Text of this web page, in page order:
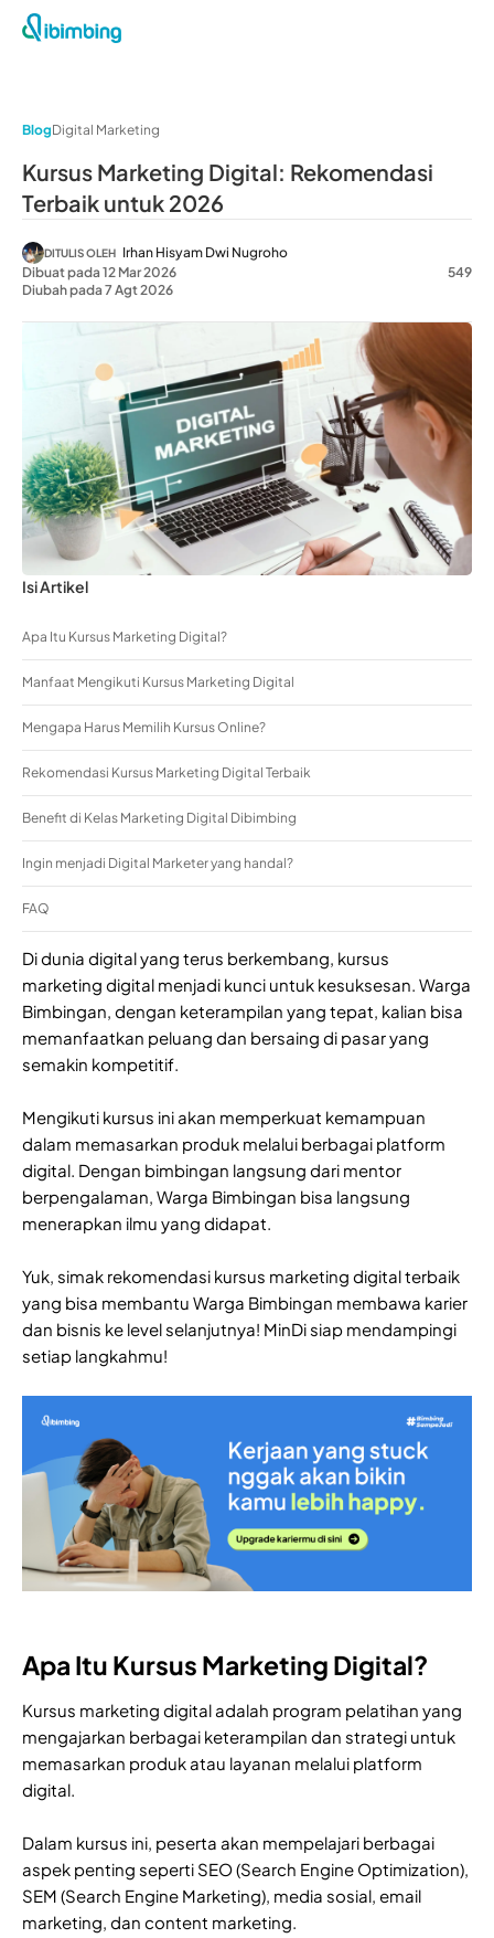
BlogDigital Marketing
Kursus Marketing Digital: Rekomendasi
Terbaik untuk 2026
DITULIS OLEH Irhan Hisyam Dwi Nugroho
Dibuat pada 12 Mar 2026
Diubah pada 7 Agt 2026
549
Isi Artikel
Apa Itu Kursus Marketing Digital?
Manfaat Mengikuti Kursus Marketing Digital
Mengapa Harus Memilih Kursus Online?
Rekomendasi Kursus Marketing Digital Terbaik
Benefit di Kelas Marketing Digital Dibimbing
Ingin menjadi Digital Marketer yang handal?
FAQ
Di dunia digital yang terus berkembang, kursus
marketing digital menjadi kunci untuk kesuksesan. Warga
Bimbingan, dengan keterampilan yang tepat, kalian bisa
memanfaatkan peluang dan bersaing di pasar yang
semakin kompetitif.
Mengikuti kursus ini akan memperkuat kemampuan
dalam memasarkan produk melalui berbagai platform
digital. Dengan bimbingan langsung dari mentor
berpengalaman, Warga Bimbingan bisa langsung
menerapkan ilmu yang didapat.
Yuk, simak rekomendasi kursus marketing digital terbaik
yang bisa membantu Warga Bimbingan membawa karier
dan bisnis ke level selanjutnya! MinDi siap mendampingi
setiap langkahmu!
Apa Itu Kursus Marketing Digital?
Kursus marketing digital adalah program pelatihan yang
mengajarkan berbagai keterampilan dan strategi untuk
memasarkan produk atau layanan melalui platform
digital.
Dalam kursus ini, peserta akan mempelajari berbagai
aspek penting seperti SEO (Search Engine Optimization),
SEM (Search Engine Marketing), media sosial, email
marketing, dan content marketing.